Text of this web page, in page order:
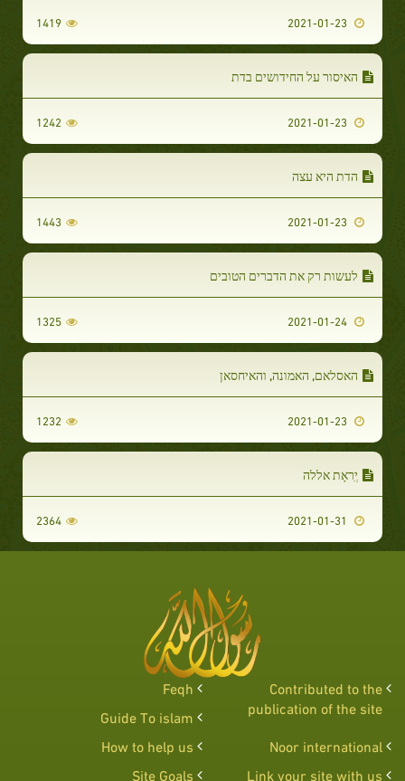
1419
האיסור על החידושים בדת
1242
הדת היא עצה
1443
לעשות רק את הדברים הטובים
1325
האסלאם, האמונה, והאיחסאן
1232
יְִראָת אללה
2364
Contributed to the
publication of the site
Feqh
Guide To islam
Noor international
How to help us
Link your site with us
Site Goals